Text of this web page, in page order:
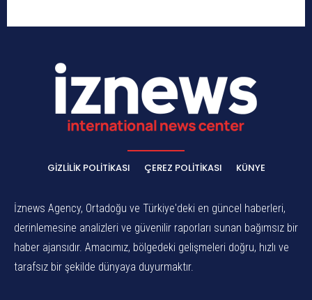
GIZLILIK POLITIKASI ÇEREZ POLITIKASI KÜNYE
İznews Agency, Ortadoğu ve Türkiye'deki en güncel haberleri,
derinlemesine analizleri ve güvenilir raporları sunan bağımsız bir
haber ajansıdır. Amacımız, bölgedeki gelişmeleri doğru, hızlı ve
tarafsız bir şekilde dünyaya duyurmaktır.